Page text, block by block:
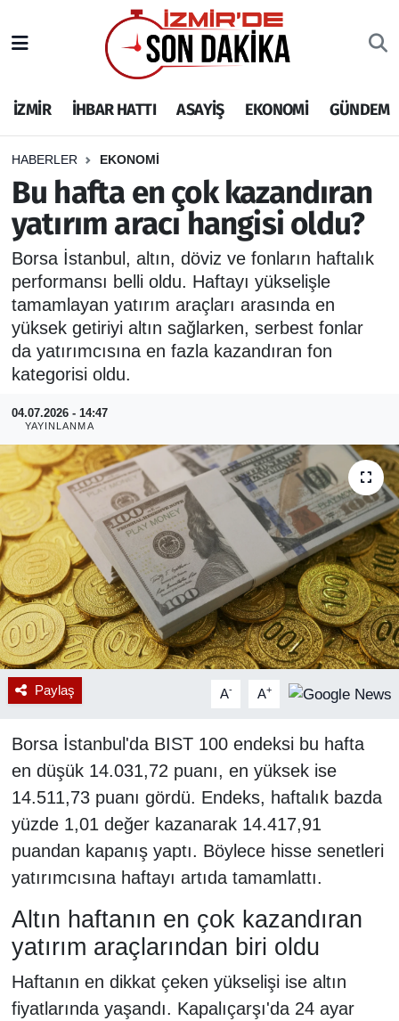
İZMİR İHBAR HATTI ASAYİŞ EKONOMİ GÜNDEM
HABERLER EKONOMİ
Bu hafta en çok kazandıran
yatırım aracı hangisi oldu?
Borsa İstanbul, altın, döviz ve fonların haftalık
performansı belli oldu. Haftayı yükselişle
tamamlayan yatırım araçları arasında en
yüksek getiriyi altın sağlarken, serbest fonlar
da yatırımcısına en fazla kazandıran fon
kategorisi oldu.
04.07.2026 - 14:47
YAYINLANMA
Paylaş A- A+
Borsa İstanbul'da BIST 100 endeksi bu hafta
en düşük 14.031,72 puanı, en yüksek ise
14.511,73 puanı gördü. Endeks, haftalık bazda
yüzde 1,01 değer kazanarak 14.417,91
puandan kapanış yaptı. Böylece hisse senetleri
yatırımcısına haftayı artıda tamamlattı.
Altın haftanın en çok kazandıran
yatırım araçlarından biri oldu
Haftanın en dikkat çeken yükselişi ise altın
fiyatlarında yaşandı. Kapalıçarşı'da 24 ayar
İHBAR HATTI
DEPREM
GENEL
EKONOMİ
SİYASET
SPOR
ASAYİŞ
RESMİ REKLAM
İzmir Nöbetçi Eczaneler
İzmir Hava Durumu
İzmir Namaz Vakitleri
İzmir Trafik Yoğunluk Haritası
Puan Durumu ve Fikstür
Tüm Manşetler
Son Dakika Haberleri
Haber Arşivi